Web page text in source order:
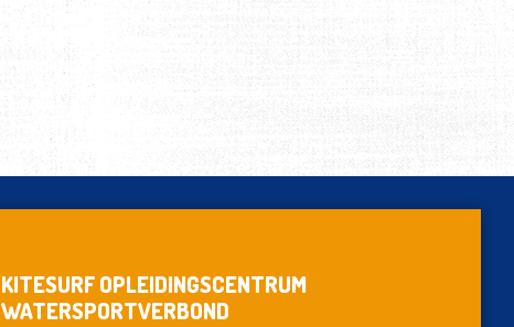
KITESURF OPLEIDINGSCENTRUM
WATERSPORTVERBOND